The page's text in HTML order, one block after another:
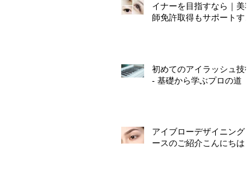
イナーを目指すなら｜美容
師免許取得もサポートする
初めてのアイラッシュ技術
- 基礎から学ぶプロの道
アイブローデザイニングコ
ースのご紹介こんにちは！